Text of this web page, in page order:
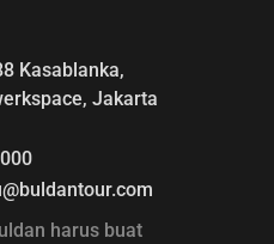
Kasablanka,
Jakarta
harus buat